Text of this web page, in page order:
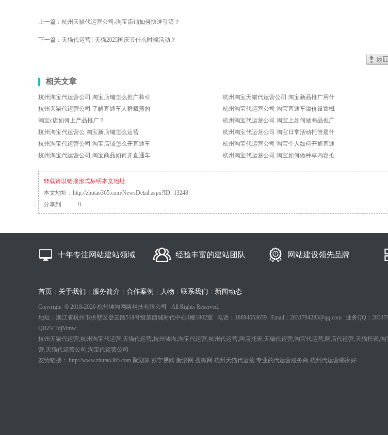
上一篇： 杭州天猫代运营公司-淘宝店铺如何快速引流？
下一篇： 天猫代运营 | 天猫2025国庆节什么时候活动？
相关文章
杭州淘宝代运营公司 淘宝店铺怎么推广和引
杭州淘宝天猫代运营公司 淘宝新品推广用什
杭州天猫代运营公司 了解直通车人群裁剪的
杭州淘宝代运营公司 淘宝直通车溢价设置概
淘宝c店如何上产品推广？
杭州淘宝代运营公司 淘宝上如何做商品推广
杭州淘宝代运营公 淘宝新店铺怎么运营
杭州淘宝代运营公司 淘宝日常活动托管是什
杭州淘宝代运营公司 淘宝店铺怎么开直通车
杭州淘宝代运营公司 淘宝个人如何开通直通
杭州淘宝代运营公司 淘宝商品如何开直通车
杭州淘宝代运营公司 淘宝如何做种草内容推
转载请以链接形式标明本文地址
本文地址： http://zhutao365.com/NewsDetail.aspx?ID=13248
分享到
0
十年专注网站建站领域 经验丰富的建站团队 网站建设领先品牌
首页 关于我们 服务简介 合作案例 人物 联系我们 新闻动态
Copyright © 2018-2026 杭州铸淘网络科技有限公司 All Rights Reserved.
地址：浙江省杭州市拱墅区登云路518号恒策西城时代中心1幢1802室 电话：18694553659 Email：2831794285@qq.com 业务QQ：
QRZVTdjMmw
杭州天猫代运营,杭州淘宝代运营,天猫代运营,杭州铸淘,淘宝代运营,杭州代运营,网店托管,天猫代运营,淘宝代运营,网店代运营,天猫托管,
营,天猫代运营公司,淘宝代运营公司
友情链接： http://www.zhutao365.com 聚划算 苏宁易购 新浪网 搜狐网 杭州天猫代运营 专业的代运营服务商 杭州代运营哪家好